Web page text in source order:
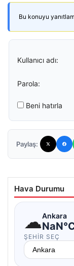
Bu konuyu
Kullanıcı adı:
Parola:
Beni hatırla
Paylaş:
Hava Durumu
☁Ankara
ŞEHIR SEÇ